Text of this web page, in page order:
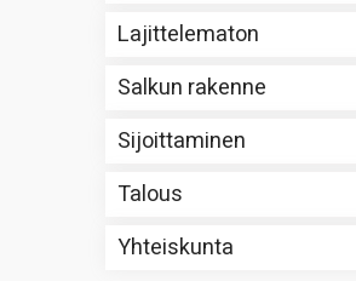
Lajittelematon
Salkun rakenne
Sijoittaminen
Talous
Yhteiskunta